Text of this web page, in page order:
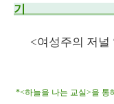
<여성주의 저널
*<하늘을 나는 교실>을 통